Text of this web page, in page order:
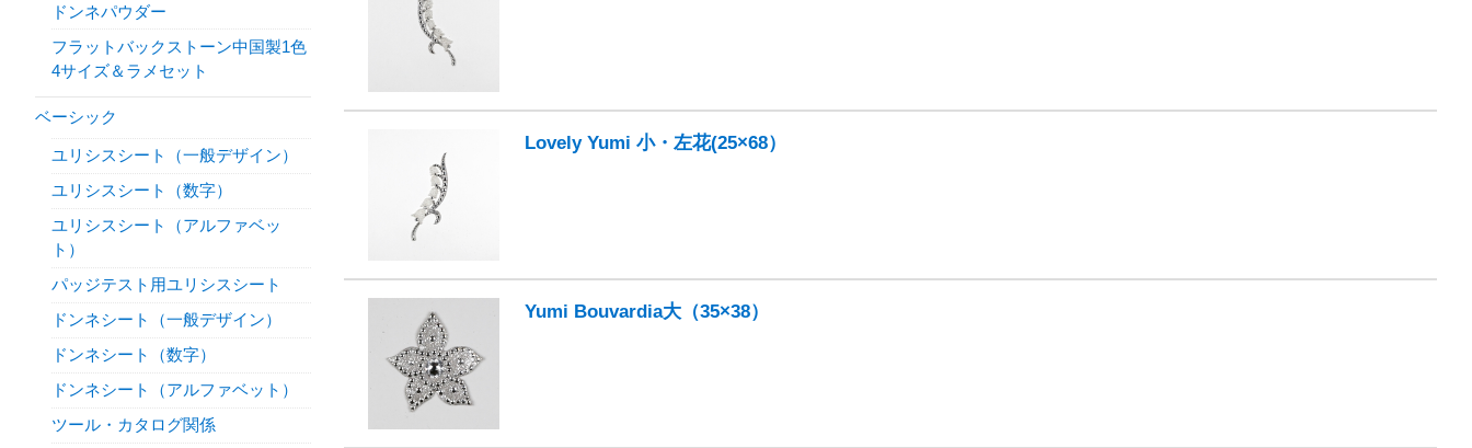
Lovely Yumi 小・左花(25×68）
Yumi Bouvardia大（35×38）
ドンネパウダー
フラットバックストーン中国製1色
4サイズ＆ラメセット
ベーシック
ユリシスシート（一般デザイン）
ユリシスシート（数字）
ユリシスシート（アルファベッ
ト）
パッジテスト用ユリシスシート
ドンネシート（一般デザイン）
ドンネシート（数字）
ドンネシート（アルファベット）
ツール・カタログ関係